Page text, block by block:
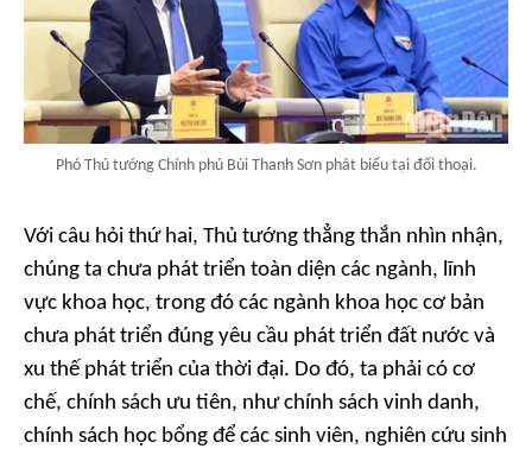
Phó Thủ tướng Chính phủ Bùi Thanh Sơn phát biểu tại đối thoại.
Với câu hỏi thứ hai, Thủ tướng thẳng thắn nhìn nhận,
chúng ta chưa phát triển toàn diện các ngành, lĩnh
vực khoa học, trong đó các ngành khoa học cơ bản
chưa phát triển đúng yêu cầu phát triển đất nước và
xu thế phát triển của thời đại. Do đó, ta phải có cơ
chế, chính sách ưu tiên, như chính sách vinh danh,
chính sách học bổng để các sinh viên, nghiên cứu sinh